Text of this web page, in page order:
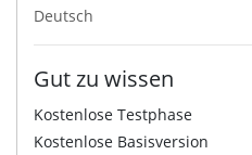
Deutsch
Gut zu wissen
Kostenlose Testphase
Kostenlose Basisversion